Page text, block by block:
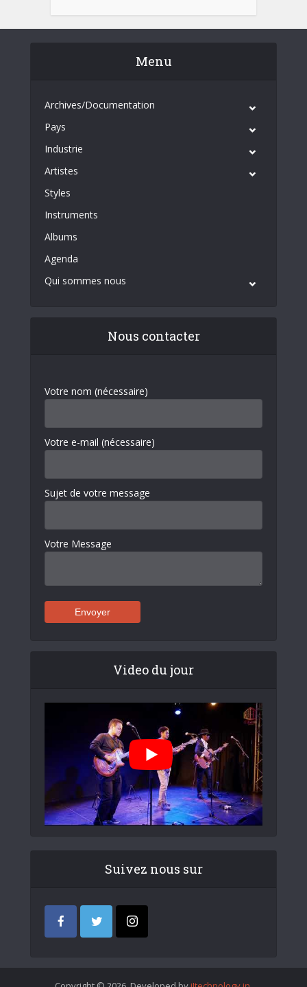
Menu
Archives/Documentation
Pays
Industrie
Artistes
Styles
Instruments
Albums
Agenda
Qui sommes nous
Nous contacter
Votre nom (nécessaire)
Votre e-mail (nécessaire)
Sujet de votre message
Votre Message
Video du jour
Suivez nous sur